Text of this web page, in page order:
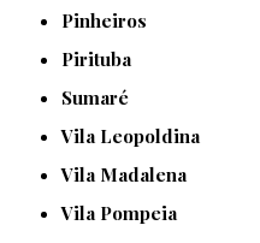
Pinheiros
Pirituba
Sumaré
Vila Leopoldina
Vila Madalena
Vila Pompeia